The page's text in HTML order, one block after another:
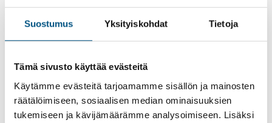
Suostumus Yksityiskohdat Tietoja
Tämä sivusto käyttää evästeitä
Käytämme evästeitä tarjoamamme sisällön ja mainosten
räätälöimiseen, sosiaalisen median ominaisuuksien
tukemiseen ja kävijämäärämme analysoimiseen. Lisäksi